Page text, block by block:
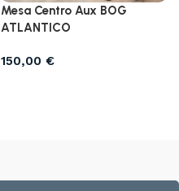
Mesa Centro Aux BOG
ATLANTICO
150,00 €